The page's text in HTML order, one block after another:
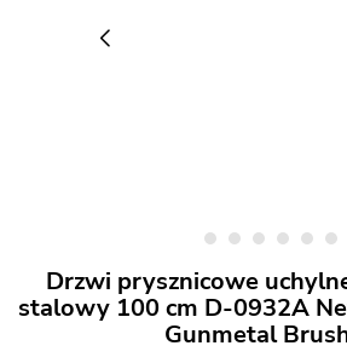
Drzwi prysznicowe
stalowy 100 cm D-0932A
Gunmetal